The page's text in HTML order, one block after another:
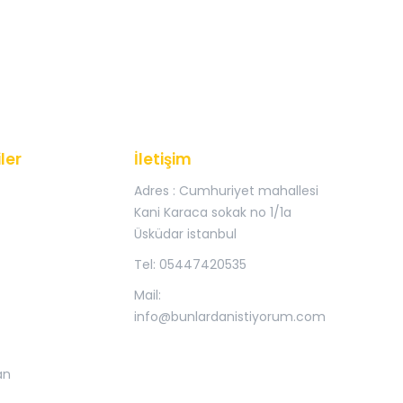
İletişim
Adres : Cumhuriyet mahallesi
Kani Karaca sokak no 1/1a
Üsküdar istanbul
Tel: 05447420535
Mail:
info@bunlardanistiyorum.com